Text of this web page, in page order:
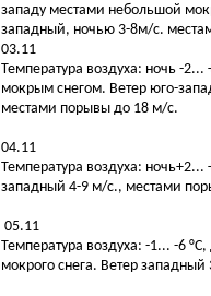
западу местами небольшой
западный, ночью 3-8м/с.
03.11
Температура воздуха: ночь -
мокрым снегом. Ветер юго-
местами порывы до 18 м/с.
04.11
Температура воздуха:
западный 4-9 м/с., местами
05.11
Температура воздуха: -1... -6
мокрого снега. Ветер